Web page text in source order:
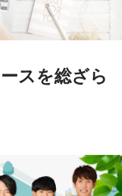
スを総ざら